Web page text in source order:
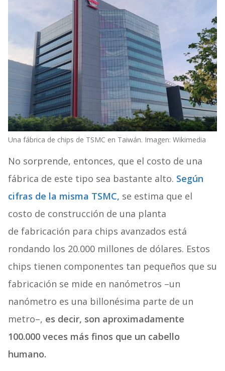
Una fábrica de chips de TSMC en Taiwán. Imagen: Wikimedia
No sorprende, entonces, que el costo de una
fábrica de este tipo sea bastante alto. Según
cifras de la misma TSMC, se estima que el
costo de construcción de una planta
de fabricación para chips avanzados está
rondando los 20.000 millones de dólares. Estos
chips tienen componentes tan pequeños que su
fabricación se mide en nanómetros –un
nanómetro es una billonésima parte de un
metro–, es decir, son aproximadamente
100.000 veces más finos que un cabello
humano.